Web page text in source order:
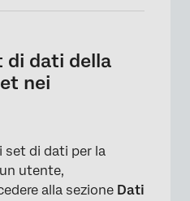
di dati della
nei
set di dati per la
utente,
alla sezione Dati